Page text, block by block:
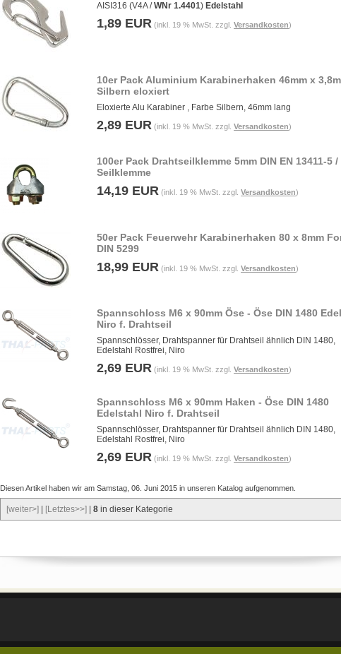
AISI316 (V4A /WNr 1.4401) Edelstahl
1,89 EUR (inkl. 19 % MwSt. zzgl. Versandkosten)
10er Pack Aluminium Karabinerhaken 46mm x
Silbern eloxiert
Eloxierte Alu Karabiner , Farbe Silbern, 46mm lang
2,89 EUR (inkl. 19 % MwSt. zzgl. Versandkosten)
100er Pack Drahtseilklemme 5mm DIN EN 13411-5 /
Seilklemme
14,19 EUR (inkl. 19 % MwSt. zzgl. Versandkosten)
50er Pack Feuerwehr Karabinerhaken 80 x 8mm
DIN 5299
18,99 EUR (inkl. 19 % MwSt. zzgl. Versandkosten)
Spannschloss M6 x 90mm Öse - Öse DIN 1480
Niro f. Drahtseil
Spannschlösser, Drahtspanner für Drahtseil ähnlich DIN 1480,
Edelstahl Rostfrei, Niro
2,69 EUR (inkl. 19 % MwSt. zzgl. Versandkosten)
Spannschloss M6 x 90mm Haken - Öse DIN 1480
Edelstahl Niro f. Drahtseil
Spannschlösser, Drahtspanner für Drahtseil ähnlich DIN 1480,
Edelstahl Rostfrei, Niro
2,69 EUR (inkl. 19 % MwSt. zzgl. Versandkosten)
Diesen Artikel haben wir am Samstag, 06. Juni 2015 in unseren Katalog aufgenommen.
[weiter>] [Letztes>>] 8 in dieser Kategorie